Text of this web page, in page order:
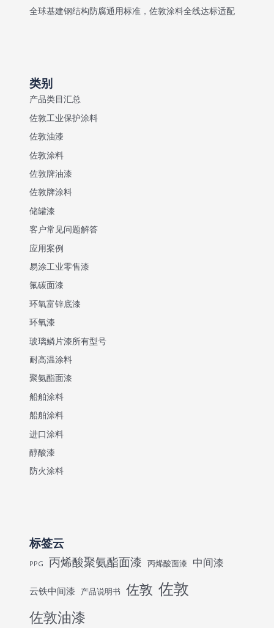
全球基建钢结构防腐通用标准，佐敦涂料全线达标适配
类别
产品类目汇总
佐敦工业保护涂料
佐敦油漆
佐敦涂料
佐敦牌油漆
佐敦牌涂料
储罐漆
客户常见问题解答
应用案例
易涂工业零售漆
氟碳面漆
环氧富锌底漆
环氧漆
玻璃鳞片漆所有型号
耐高温涂料
聚氨酯面漆
船舶涂料
船舶涂料
进口涂料
醇酸漆
防火涂料
标签云
PPG 丙烯酸聚氨酯面漆 丙烯酸面漆 中间漆
云铁中间漆 产品说明书 佐敦 佐敦
佐敦油漆